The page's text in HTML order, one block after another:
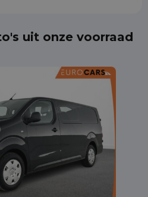
uit onze voorraad